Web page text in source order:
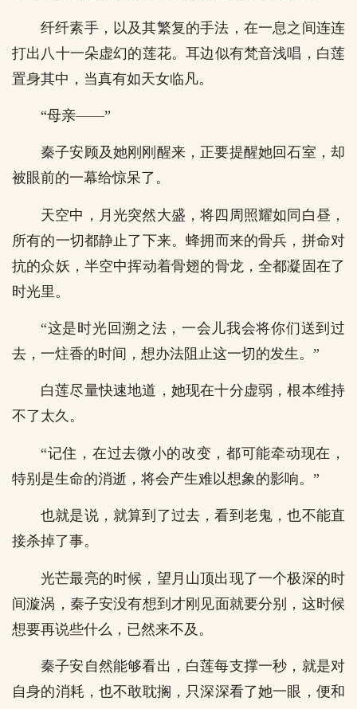
纤纤素手，以及其繁复的手法，在一息之间连连
打出八十一朵虚幻的莲花。耳边似有梵音浅唱，白莲
置身其中，当真有如天女临凡。
“母亲——”
秦子安顾及她刚刚醒来，正要提醒她回石室，却
被眼前的一幕给惊呆了。
天空中，月光突然大盛，将四周照耀如同白昼，
所有的一切都静止了下来。蜂拥而来的骨兵，拼命对
抗的众妖，半空中挥动着骨翅的骨龙，全都凝固在了
时光里。
“这是时光回溯之法，一会儿我会将你们送到过
去，一炷香的时间，想办法阻止这一切的发生。”
白莲尽量快速地道，她现在十分虚弱，根本维持
不了太久。
“记住，在过去微小的改变，都可能牵动现在，
特别是生命的消逝，将会产生难以想象的影响。”
也就是说，就算到了过去，看到老鬼，也不能直
接杀掉了事。
光芒最亮的时候，望月山顶出现了一个极深的时
间漩涡，秦子安没有想到才刚见面就要分别，这时候
想要再说些什么，已然来不及。
秦子安自然能够看出，白莲每支撑一秒，就是对
自身的消耗，也不敢耽搁，只深深看了她一眼，便和